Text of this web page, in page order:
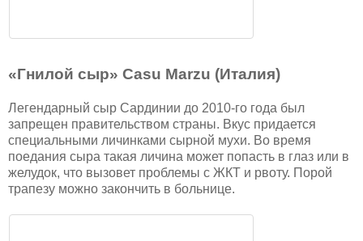
«Гнилой сыр» Casu Marzu (Италия)
Легендарный сыр Сардинии до 2010-го года был
запрещен правительством страны. Вкус придается
специальными личинками сырной мухи. Во время
поедания сыра такая личина может попасть в глаз или в
желудок, что вызовет проблемы с ЖКТ и рвоту. Порой
трапезу можно закончить в больнице.